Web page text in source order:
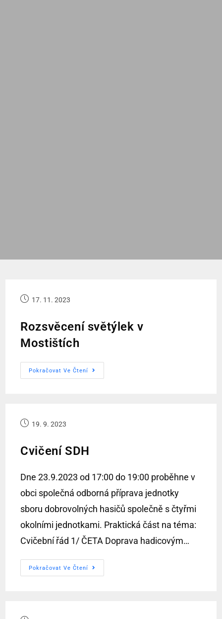
17. 11. 2023
Rozsvěcení světýlek v
Mostištích
Pokračovat Ve Čtení
19. 9. 2023
Cvičení SDH
Dne 23.9.2023 od 17:00 do 19:00 proběhne v
obci společná odborná příprava jednotky
sboru dobrovolných hasičů společně s čtyřmi
okolními jednotkami. Praktická část na téma:
Cvičební řád 1/ ČETA Doprava hadicovým…
Pokračovat Ve Čtení